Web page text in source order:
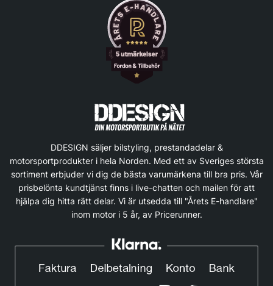
DDESIGN säljer bilstyling, prestandadelar &
motorsportprodukter i hela Norden. Med ett av Sveriges största
sortiment erbjuder vi dig de bästa varumärkena till bra pris. Vår
prisbelönta kundtjänst finns i live-chatten och mailen för att
hjälpa dig hitta rätt delar. Vi är utsedda till "Årets E-handlare"
inom motor i 5 år, av Pricerunner.